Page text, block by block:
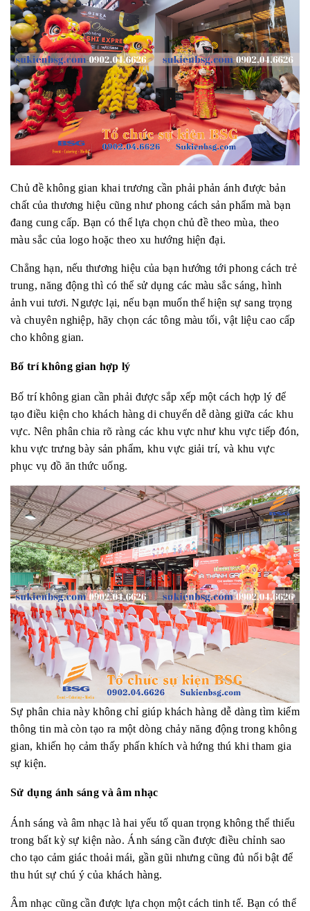
Chủ đề không gian khai trương cần phải phản ánh được bản
chất của thương hiệu cũng như phong cách sản phẩm mà bạn
đang cung cấp. Bạn có thể lựa chọn chủ đề theo mùa, theo
màu sắc của logo hoặc theo xu hướng hiện đại.
Chẳng hạn, nếu thương hiệu của bạn hướng tới phong cách trẻ
trung, năng động thì có thể sử dụng các màu sắc sáng, hình
ảnh vui tươi. Ngược lại, nếu bạn muốn thể hiện sự sang trọng
và chuyên nghiệp, hãy chọn các tông màu tối, vật liệu cao cấp
cho không gian.
Bố trí không gian hợp lý
Bố trí không gian cần phải được sắp xếp một cách hợp lý để
tạo điều kiện cho khách hàng di chuyển dễ dàng giữa các khu
vực. Nên phân chia rõ ràng các khu vực như khu vực tiếp đón,
khu vực trưng bày sản phẩm, khu vực giải trí, và khu vực
phục vụ đồ ăn thức uống.
Sự phân chia này không chỉ giúp khách hàng dễ dàng tìm kiếm
thông tin mà còn tạo ra một dòng chảy năng động trong không
gian, khiến họ cảm thấy phấn khích và hứng thú khi tham gia
sự kiện.
Sử dụng ánh sáng và âm nhạc
Ánh sáng và âm nhạc là hai yếu tố quan trọng không thể thiếu
trong bất kỳ sự kiện nào. Ánh sáng cần được điều chỉnh sao
cho tạo cảm giác thoải mái, gần gũi nhưng cũng đủ nổi bật để
thu hút sự chú ý của khách hàng.
Âm nhạc cũng cần được lựa chọn một cách tinh tế. Bạn có thể